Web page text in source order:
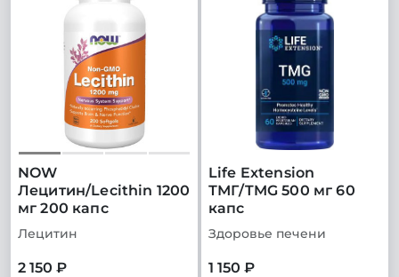
NOW
Лецитин/Lecithin 1200
мг 200 капс
Лецитин
2 150 ₽
Life Extension
ТМГ/TMG 500 мг 60
капс
Здоровье печени
1 150 ₽